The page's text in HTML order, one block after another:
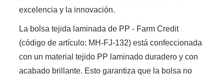
excelencia y la innovación.
La bolsa tejida laminada de PP - Farm Credit
(código de artículo: MH-FJ-132) está confeccionada
con un material tejido PP laminado duradero y con
acabado brillante. Esto garantiza que la bolsa no